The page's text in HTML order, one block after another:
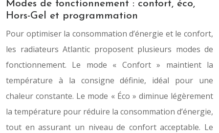
Modes de fonctionnement : confort, éco,
Hors-Gel et programmation
Pour optimiser la consommation d’énergie et le confort,
les radiateurs Atlantic proposent plusieurs modes de
fonctionnement. Le mode « Confort » maintient la
température à la consigne définie, idéal pour une
chaleur constante. Le mode « Éco » diminue légèrement
la température pour réduire la consommation d’énergie,
tout en assurant un niveau de confort acceptable. Le